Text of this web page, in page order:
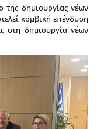
της δημιουργίας νέων
κομβική επένδυση
στη δημιουργία νέων